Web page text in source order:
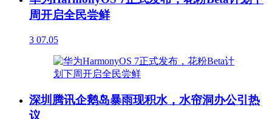
周开启全民尝鲜
3 07.05
深圳腾讯企鹅岛暴雨现积水，水帘洞办公引热
议